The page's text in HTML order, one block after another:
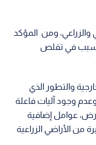
والزراعي، ومن المؤكد
في تقلص
والتطور الذي
وعدم وجود آليات فاعلة
عوامل إضافية
الأراضي الزراعية